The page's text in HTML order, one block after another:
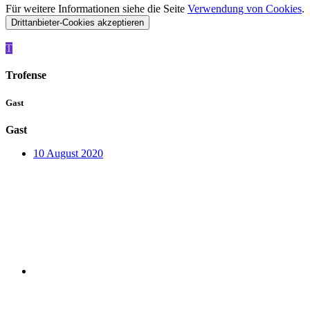
Für weitere Informationen siehe die Seite Verwendung von Cookies.
Drittanbieter-Cookies akzeptieren
T
Trofense
Gast
Gast
10 August 2020